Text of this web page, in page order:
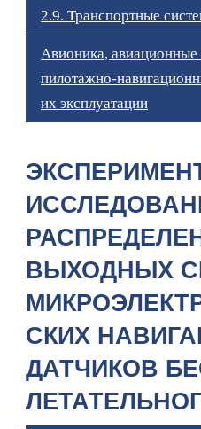
2.9. Транспортные
Авионика, авиационные
пилотажно-
их эксплуатации
ВЫХОДНЫХ
СКИХ
ДАТЧИКОВ